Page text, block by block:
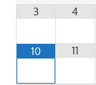
3 4
10 11